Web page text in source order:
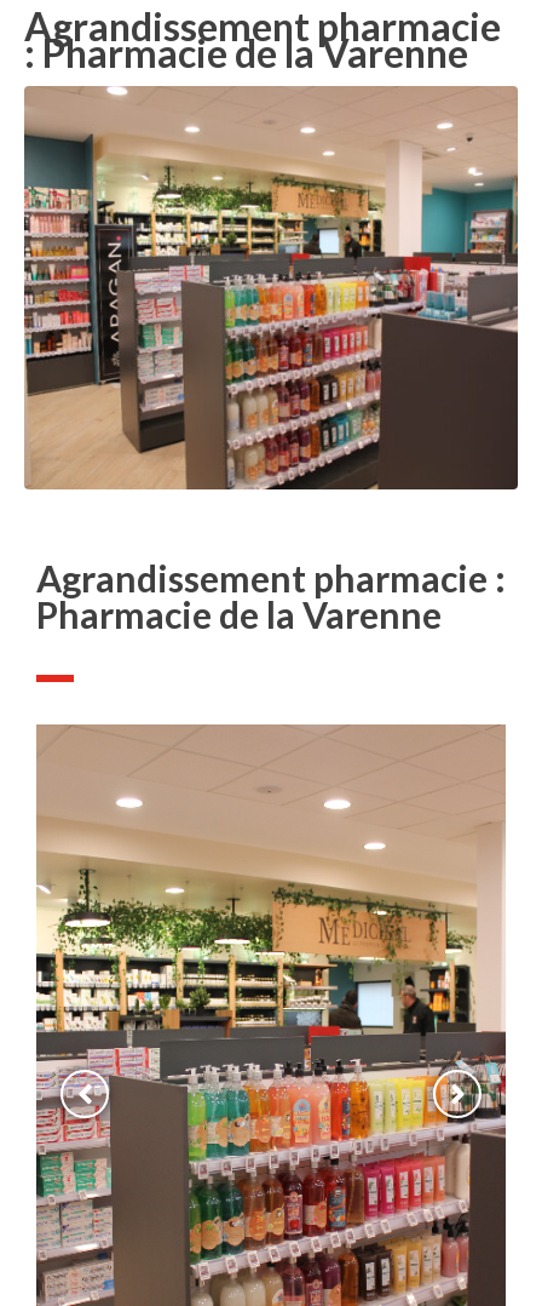
Agrandissement pharmacie
: Pharmacie de la Varenne
Agrandissement pharmacie :
Pharmacie de la Varenne